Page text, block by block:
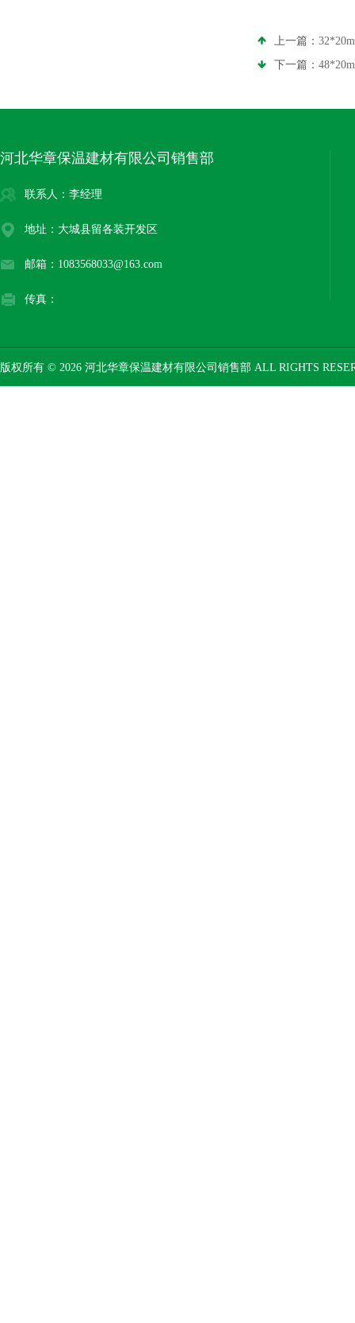
上一篇：
下一篇：
河北华章保温建材有限公司销售部
联系人：李经理
地址：大城县留各装开发区
邮箱：1083568033@163.com
传真：
版权所有 © 2026 河北华章保温建材有限公司销售部 ALL RIGHTS